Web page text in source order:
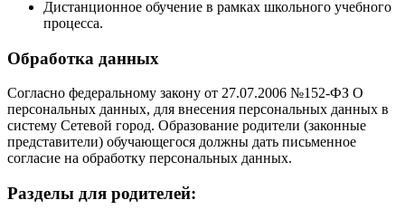
Дистанционное обучение в рамках школьного учебного
процесса.
Обработка данных
Согласно федеральному закону от 27.07.2006 №152-ФЗ О
персональных данных, для внесения персональных данных в
систему Сетевой город. Образование родители (законные
представители) обучающегося должны дать письменное
согласие на обработку персональных данных.
Разделы для родителей: